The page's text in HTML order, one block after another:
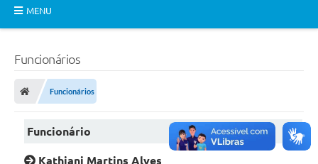
MENU
O Município
Contato
Transparência
Funcionários
Funcionários
Funcionário
Kathiani Martins Alves